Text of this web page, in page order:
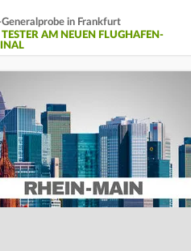
in Frankfurt
AM NEUEN FLUGHAFEN-